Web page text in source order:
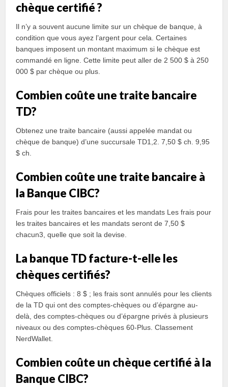
chèque certifié ?
Il n’y a souvent aucune limite sur un chèque de banque, à
condition que vous ayez l’argent pour cela. Certaines
banques imposent un montant maximum si le chèque est
commandé en ligne. Cette limite peut aller de 2 500 $ à 250
000 $ par chèque ou plus.
Combien coûte une traite bancaire
TD?
Obtenez une traite bancaire (aussi appelée mandat ou
chèque de banque) d’une succursale TD1,2. 7,50 $ ch. 9,95
$ ch.
Combien coûte une traite bancaire à
la Banque CIBC?
Frais pour les traites bancaires et les mandats Les frais pour
les traites bancaires et les mandats seront de 7,50 $
chacun3, quelle que soit la devise.
La banque TD facture-t-elle les
chèques certifiés?
Chèques officiels : 8 $ ; les frais sont annulés pour les clients
de la TD qui ont des comptes-chèques ou d’épargne au-
delà, des comptes-chèques ou d’épargne privés à plusieurs
niveaux ou des comptes-chèques 60-Plus. Classement
NerdWallet.
Combien coûte un chèque certifié à la
Banque CIBC?